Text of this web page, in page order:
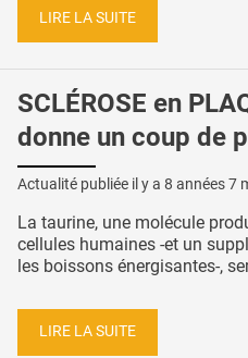
LIRE LA SUITE
SCLÉROSE en
donne un coup de
Actualité publiée il y a 8 années 7
La taurine, une molécule
cellules humaines -et un
les boissons énergisantes-,
LIRE LA SUITE